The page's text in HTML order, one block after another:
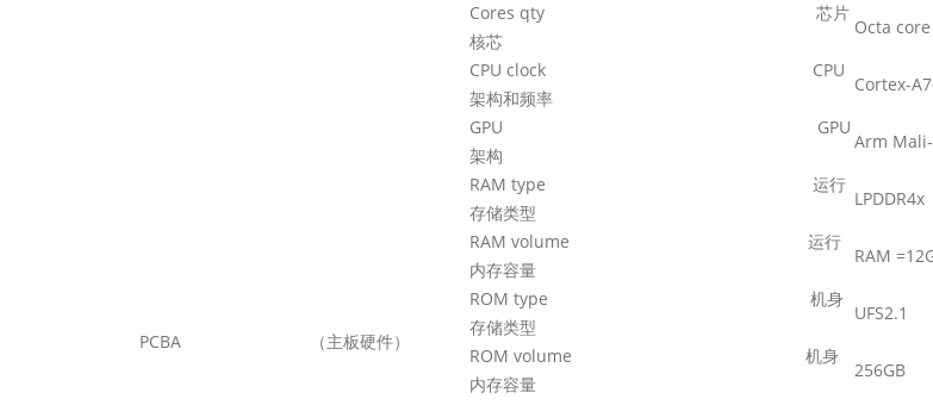
PCBA （主板硬件）
Cores qty 芯片
核芯
Octa core
CPU clock CPU
架构和频率
Cortex-
GPU GPU
架构
Arm
RAM type 运行
存储类型
LPDDR4x
RAM volume 运行
内存容量
RAM
ROM type 机身
存储类型
UFS2.1
ROM volume 机身
内存容量
256GB